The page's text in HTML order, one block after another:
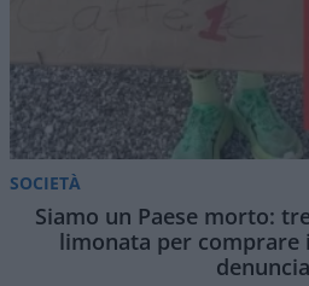
SOCIETÀ
Siamo un Paese morto:
limonata per comprare